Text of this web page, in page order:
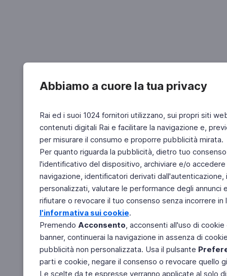
Abbiamo a cuore la tua privacy
Rai ed i suoi 1024 fornitori utilizzano, sui propri siti
contenuti digitali Rai e facilitare la navigazione e,
per misurare il consumo e proporre pubblicità mirata.
Per quanto riguarda la pubblicità, dietro tuo
l'identificativo del dispositivo, archiviare e/o
navigazione, identificatori derivati
personalizzati, valutare le performance degli
rifiutare o revocare il tuo consenso senza incorrere
l'informativa sui cookie.
Premendo Acconsento, acconsenti all'uso di
banner, continuerai la navigazione in assenza di
pubblicità non personalizzata. Usa il pulsante
parti e cookie, negare il consenso o revocare quello
Le scelte da te espresse verranno applicate al solo